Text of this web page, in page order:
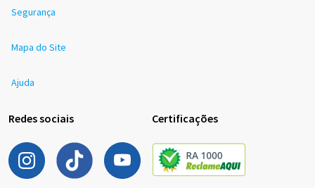
Segurança
Mapa do Site
Ajuda
Redes sociais Certificações